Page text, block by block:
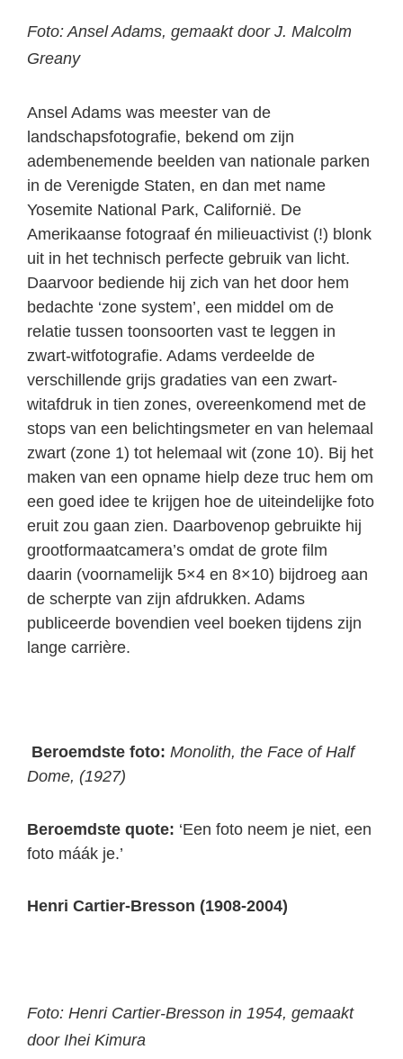
Foto: Ansel Adams, gemaakt door J. Malcolm
Greany
Ansel Adams was meester van de
landschapsfotografie, bekend om zijn
adembenemende beelden van nationale parken
in de Verenigde Staten, en dan met name
Yosemite National Park, Californië. De
Amerikaanse fotograaf én milieuactivist (!) blonk
uit in het technisch perfecte gebruik van licht.
Daarvoor bediende hij zich van het door hem
bedachte ‘zone system’, een middel om de
relatie tussen toonsoorten vast te leggen in
zwart-witfotografie. Adams verdeelde de
verschillende grijs gradaties van een zwart-
witafdruk in tien zones, overeenkomend met de
stops van een belichtingsmeter en van helemaal
zwart (zone 1) tot helemaal wit (zone 10). Bij het
maken van een opname hielp deze truc hem om
een goed idee te krijgen hoe de uiteindelijke foto
eruit zou gaan zien. Daarbovenop gebruikte hij
grootformaatcamera’s omdat de grote film
daarin (voornamelijk 5×4 en 8×10) bijdroeg aan
de scherpte van zijn afdrukken. Adams
publiceerde bovendien veel boeken tijdens zijn
lange carrière.
Beroemdste foto: Monolith, the Face of Half
Dome, (1927)
Beroemdste quote: ‘Een foto neem je niet, een
foto máák je.’
Henri Cartier-Bresson (1908-2004)
Foto: Henri Cartier-Bresson in 1954, gemaakt
door Ihei Kimura